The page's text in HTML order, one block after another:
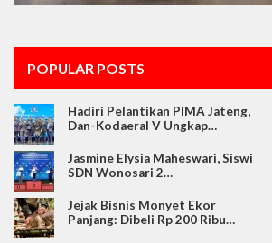
POPULAR POSTS
Hadiri Pelantikan PIMA Jateng,
Dan-Kodaeral V Ungkap…
Jasmine Elysia Maheswari, Siswi
SDN Wonosari 2…
Jejak Bisnis Monyet Ekor
Panjang: Dibeli Rp 200 Ribu…